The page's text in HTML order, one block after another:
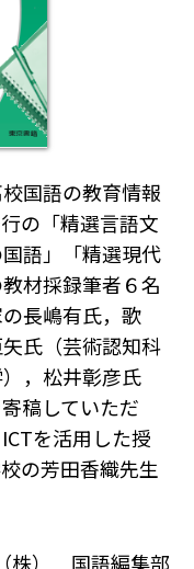
国語の教育情報
の「精選言語文
語」「精選現代
材採録筆者６名
長嶋有氏，歌
氏（芸術認知科
，松井彰彦氏
稿していただ
を活用した授
の芳田香織先生
株） 国語編集部